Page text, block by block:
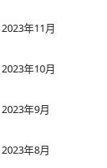
2023年11月
2023年10月
2023年9月
2023年8月